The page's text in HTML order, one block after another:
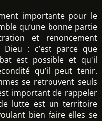
importante pour le
qu’une bonne partie
et renoncement
: c’est parce que
est possible et qu'il
qu’il peut tenir.
se retrouvent seuls
important de rappeler
lutte est un territoire
bien faire elles se